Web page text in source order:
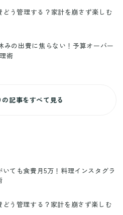
どう管理する？家計を崩さず楽しむ
みの出費に焦らない！予算オーバー
術
記事をすべて見る
ても食費月5万！料理インスタグラ
どう管理する？家計を崩さず楽しむ